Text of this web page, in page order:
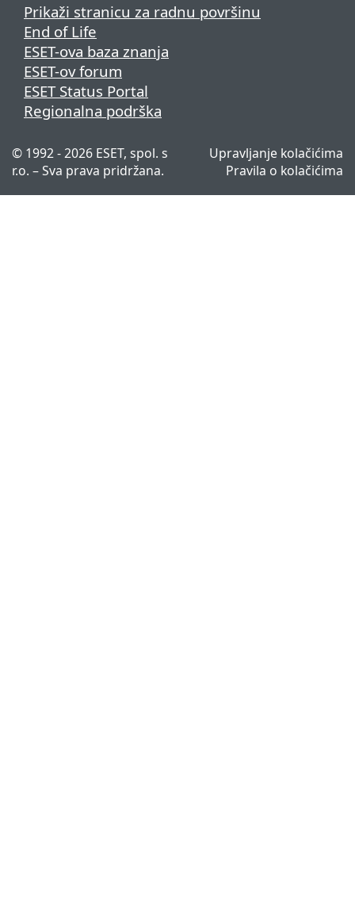
Prikaži stranicu za radnu površinu
End of Life
ESET-ova baza znanja
ESET-ov forum
ESET Status Portal
Regionalna podrška
© 1992 - 2026 ESET, spol. s
r.o. – Sva prava pridržana.
Upravljanje kolačićima
Pravila o kolačićima